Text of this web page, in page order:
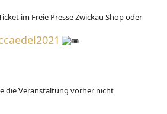
im Freie Presse Zwickau Shop oder
die Veranstaltung vorher nicht